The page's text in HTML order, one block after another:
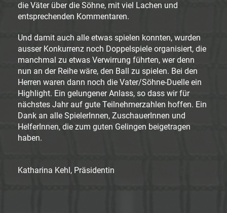
die Väter über die Söhne, mit viel Lachen und
entsprechenden Kommentaren.
Und damit auch alle etwas spielen konnten, wurden
ausser Konkurrenz noch Doppelspiele organisiert, die
manchmal zu etwas Verwirrung führten, wer denn
nun an der Reihe wäre, den Ball zu spielen. Bei den
Herren waren dann noch die Vater/Söhne-Duelle ein
Highlight. Ein gelungener Anlass, so dass wir für
nächstes Jahr auf gute Teilnehmerzahlen hoffen. Ein
Dank an alle SpielerInnen, ZuschauerInnen und
HelferInnen, die zum guten Gelingen beigetragen
haben.
Katharina Kehl, Präsidentin